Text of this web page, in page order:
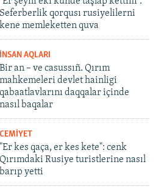
Seferberlik qorqusı rusiyelilerni
kene memleketten quva
İNSAN AQLARI
Bir an – ve casussıñ. Qırım
mahkemeleri devlet hainligi
qabaatlavlarını daqqalar içinde
nasıl baqalar
CEMİYET
"Er kes qaça, er kes kete": cenk
Qırımdaki Rusiye turistlerine nasıl
barıp yetti